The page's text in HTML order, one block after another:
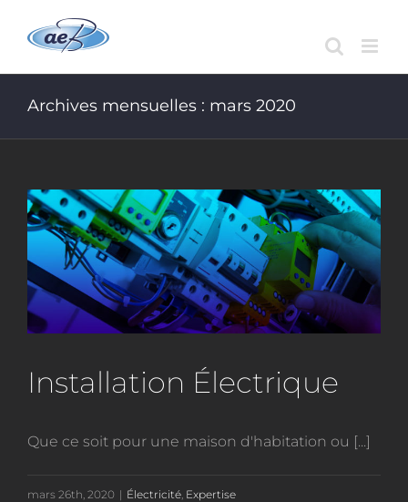
contenu
Archives mensuelles : mars 2020
Installation Électrique
Que ce soit pour une maison d'habitation ou [...]
mars 26th, 2020 | Électricité Expertise